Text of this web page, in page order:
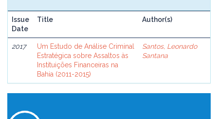
Issue
Date
Title Author(s)
2017
Um Estudo de Análise Criminal
Estratégica sobre Assaltos às
Instituições Financeiras na
Bahia (2011-2015)
Santos, Leonardo
Santana